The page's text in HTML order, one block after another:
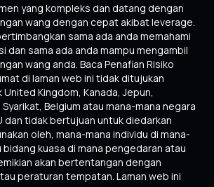
yang kompleks dan datang dengan
wang dengan cepat akibat leverage.
sama ada anda memahami
dan sama ada anda mampu mengambil
wang anda. Baca Penafian Risiko
di laman web ini tidak ditujukan
Kingdom, Kanada, Jepun,
Belgium atau mana-mana negara
dan tidak bertujuan untuk diedarkan
oleh, mana-mana individu di mana-
bidang kuasa di mana pengedaran atau
akan bertentangan dengan
peraturan tempatan. Laman web ini